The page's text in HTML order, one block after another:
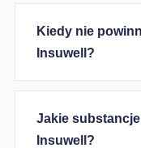
Kiedy nie
Insuwell?
Jakie substancje
Insuwell?